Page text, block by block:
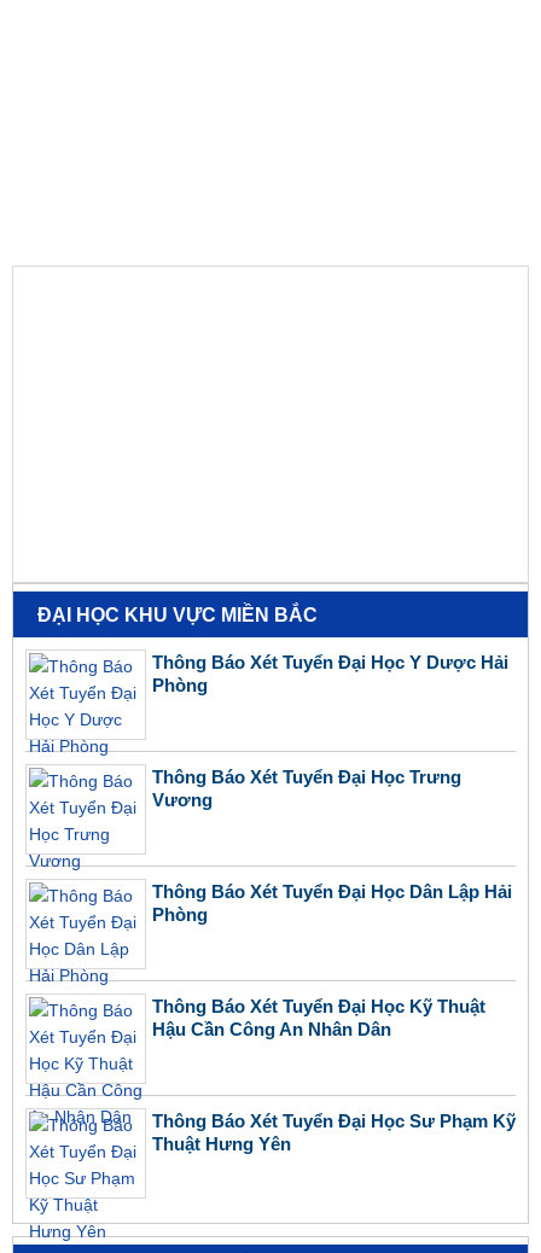
ĐẠI HỌC KHU VỰC MIỀN BẮC
Thông Báo Xét Tuyển Đại Học Y Dược Hải
Phòng
Thông Báo Xét Tuyển Đại Học Trưng
Vương
Thông Báo Xét Tuyển Đại Học Dân Lập Hải
Phòng
Thông Báo Xét Tuyển Đại Học Kỹ Thuật
Hậu Cần Công An Nhân Dân
Thông Báo Xét Tuyển Đại Học Sư Phạm Kỹ
Thuật Hưng Yên